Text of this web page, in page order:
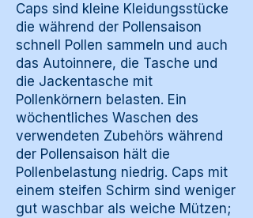
Caps sind kleine Kleidungsstücke
die während der Pollensaison
schnell Pollen sammeln und auch
das Autoinnere, die Tasche und
die Jackentasche mit
Pollenkörnern belasten. Ein
wöchentliches Waschen des
verwendeten Zubehörs während
der Pollensaison hält die
Pollenbelastung niedrig. Caps mit
einem steifen Schirm sind weniger
gut waschbar als weiche Mützen;